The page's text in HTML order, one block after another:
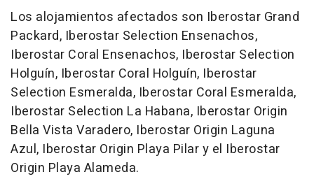
Los alojamientos afectados son Iberostar Grand
Packard, Iberostar Selection Ensenachos,
Iberostar Coral Ensenachos, Iberostar Selection
Holguín, Iberostar Coral Holguín, Iberostar
Selection Esmeralda, Iberostar Coral Esmeralda,
Iberostar Selection La Habana, Iberostar Origin
Bella Vista Varadero, Iberostar Origin Laguna
Azul, Iberostar Origin Playa Pilar y el Iberostar
Origin Playa Alameda.